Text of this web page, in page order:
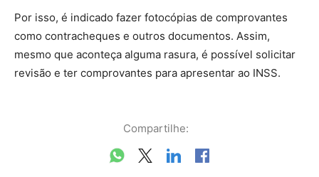
Por isso, é indicado fazer fotocópias de comprovantes
como contracheques e outros documentos. Assim,
mesmo que aconteça alguma rasura, é possível solicitar
revisão e ter comprovantes para apresentar ao INSS.
Compartilhe: